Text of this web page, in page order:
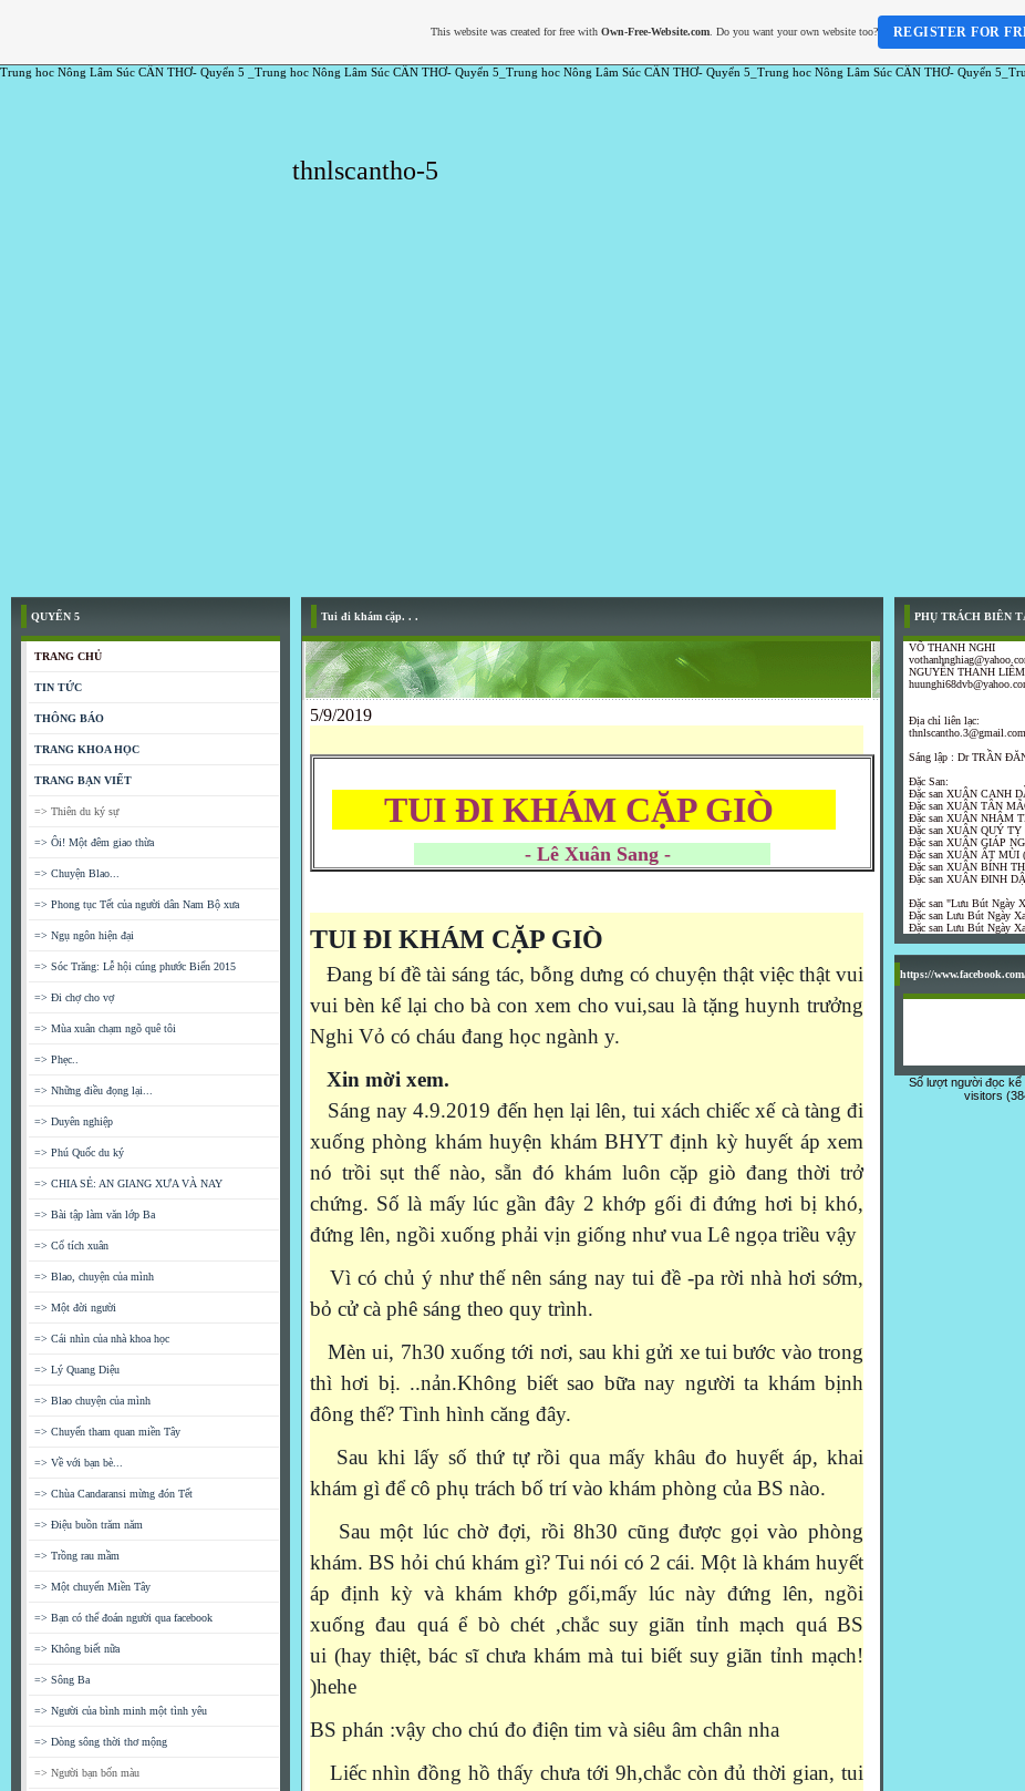
Trung hoc Nông Lâm Súc CẦN THƠ- Quyển 5 _Trung hoc Nông Lâm Súc CẦN THƠ- Quyển 5_Trung hoc Nông Lâm Súc CẦN THƠ- Quyển 5_Trung hoc Nông Lâm Súc CẦN THƠ- Quyển
thnlscantho-5
QUYỂN 5
TRANG CHỦ
TIN TỨC
THÔNG BÁO
TRANG KHOA HỌC
TRANG BẠN VIẾT
=> Thiên du ký sự
=> Ôi! Một đêm giao thừa
=> Chuyện Blao...
=> Phong tục Tết của người dân Nam Bộ xưa
=> Ngụ ngôn hiện đại
=> Sóc Trăng: Lễ hội cúng phước Biển 2015
=> Đi chợ cho vợ
=> Mùa xuân chạm ngõ quê tôi
=> Phẹc..
=> Những điều đọng lại...
=> Duyên nghiệp
=> Phú Quốc du ký
=> CHIA SẺ: AN GIANG XƯA VÀ NAY
=> Bài tập làm văn lớp Ba
=> Cổ tích xuân
=> Blao, chuyện của mình
=> Một đời người
=> Cái nhìn của nhà khoa học
=> Lý Quang Diệu
=> Blao chuyện của mình
=> Chuyến tham quan miền Tây
=> Về với bạn bè...
=> Chùa Candaransi mừng đón Tết
=> Điệu buồn trăm năm
=> Trồng rau mầm
=> Một chuyến Miền Tây
=> Bạn có thể đoán người qua facebook
=> Không biết nữa
=> Sông Ba
=> Người của bình minh một tình yêu
=> Dòng sông thời thơ mộng
=> Người bạn bốn màu
Tui đi khám cặp. . .
5/9/2019
TUI ĐI KHÁM CẶP GIÒ
- Lê Xuân Sang -
TUI ĐI KHÁM CẶP GIÒ
Đang bí đề tài sáng tác, bỗng dưng có chuyện thật việc thật vui
vui bèn kể lại cho bà con xem cho vui,sau là tặng huynh trưởng
Nghi Vỏ có cháu đang học ngành y.
Xin mời xem.
Sáng nay 4.9.2019 đến hẹn lại lên, tui xách chiếc xế cà tàng đi
xuống phòng khám huyện khám BHYT định kỳ huyết áp xem
nó trồi sụt thế nào, sẵn đó khám luôn cặp giò đang thời trở
chứng. Số là mấy lúc gần đây 2 khớp gối đi đứng hơi bị khó,
đứng lên, ngồi xuống phải vịn giống như vua Lê ngọa triều vậy
Vì có chủ ý như thế nên sáng nay tui đề -pa rời nhà hơi sớm,
bỏ cử cà phê sáng theo quy trình.
Mèn ui, 7h30 xuống tới nơi, sau khi gửi xe tui bước vào trong
thì hơi bị. ..nản.Không biết sao bữa nay người ta khám bịnh
đông thế? Tình hình căng đây.
Sau khi lấy số thứ tự rồi qua mấy khâu đo huyết áp, khai
khám gì để cô phụ trách bố trí vào khám phòng của BS nào.
Sau một lúc chờ đợi, rồi 8h30 cũng được gọi vào phòng
khám. BS hỏi chú khám gì? Tui nói có 2 cái. Một là khám huyết
áp định kỳ và khám khớp gối,mấy lúc này đứng lên, ngồi
xuống đau quá ể bò chét ,chắc suy giãn tỉnh mạch quá BS
ui (hay thiệt, bác sĩ chưa khám mà tui biết suy giãn tỉnh mạch!
)hehe
BS phán :vậy cho chú đo điện tim và siêu âm chân nha
Liếc nhìn đồng hồ thấy chưa tới 9h,chắc còn đủ thời gian, tui
PHỤ TRÁCH BIÊN
VÕ THANH NGHI
NGUYỄN THANH LIÊM
Địa chỉ liên lạc:
thnlscantho.3@gmail.com
Sáng lập : Dr TRẦN
Đặc San:
Đặc san XUÂN CANH
Đặc san XUÂN TÂN
Đặc san XUÂN NHÂM
Đặc san XUÂN QUÝ TỴ
Đặc san XUÂN GIÁP
Đặc san XUÂN ẤT MÙI
Đặc san XUÂN BÍNH
Đặc san XUÂN ĐINH
Đặc san "Lưu Bút Ngày
Đặc san Lưu Bút Ngày
Đặc san Lưu Bút Ngày
https://
Số lượt người đọc kể
visitors
This website was created for free with Own-Free-Website.com. Do you want your own website too? REGISTER FOR